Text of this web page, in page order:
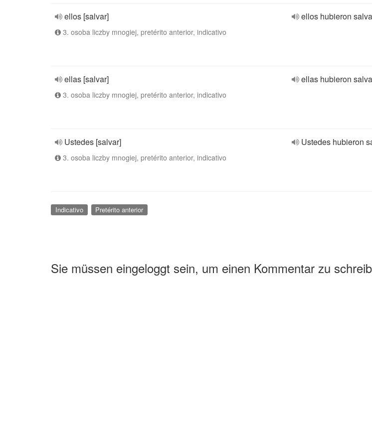
ellos [salvar]
3. osoba liczby mnogiej, pretérito anterior, indicativo
ellos hubieron
ellas [salvar]
3. osoba liczby mnogiej, pretérito anterior, indicativo
ellas hubieron
Ustedes [salvar]
3. osoba liczby mnogiej, pretérito anterior, indicativo
Ustedes hubieron
Indicativo Pretérito anterior
Sie müssen eingeloggt sein, um einen Kommentar zu